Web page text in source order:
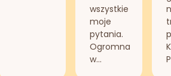
wszystkie
moje
pytania.
Ogromna
w...